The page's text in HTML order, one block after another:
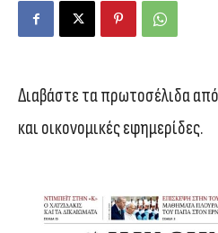
Διαβάστε τα πρωτοσέλιδα από
και οικονομικές εφημερίδες.